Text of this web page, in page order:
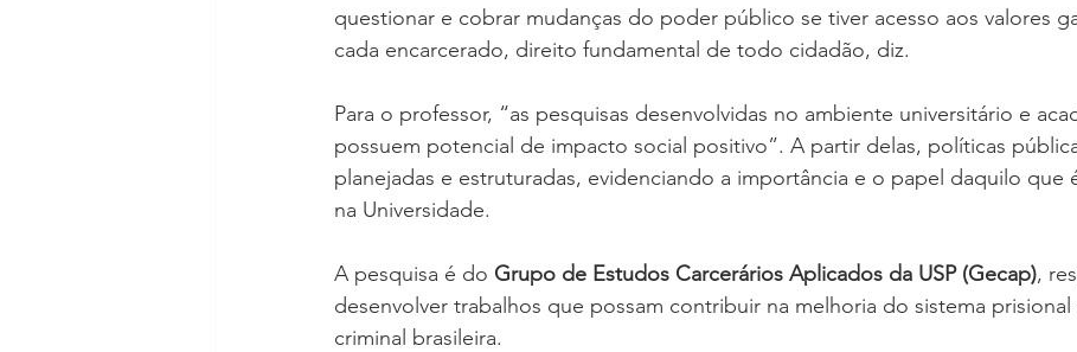
questionar e cobrar mudanças do poder público se tiver acesso aos valores
cada encarcerado, direito fundamental de todo cidadão, diz.
Para o professor, “as pesquisas desenvolvidas no ambiente universitário e
possuem potencial de impacto social positivo”. A partir delas, políticas
planejadas e estruturadas, evidenciando a importância e o papel daquilo que
na Universidade.
A pesquisa é do Grupo de Estudos Carcerários Aplicados da USP (Gecap),
desenvolver trabalhos que possam contribuir na melhoria do sistema prisional
criminal brasileira.